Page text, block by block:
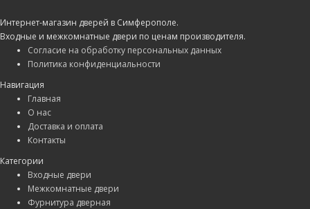
Интернет-магазин дверей в Симферополе.
Входные и межкомнатные двери по ценам производителя.
Согласие на обработку персональных данных
Политика конфиденциальности
Навигация
Главная
О нас
Доставка и оплата
Контакты
Категории
Входные двери
Межкомнатные двери
Фурнитура дверная